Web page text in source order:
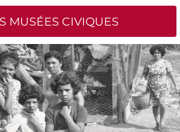
MUSÉES CIVIQUES